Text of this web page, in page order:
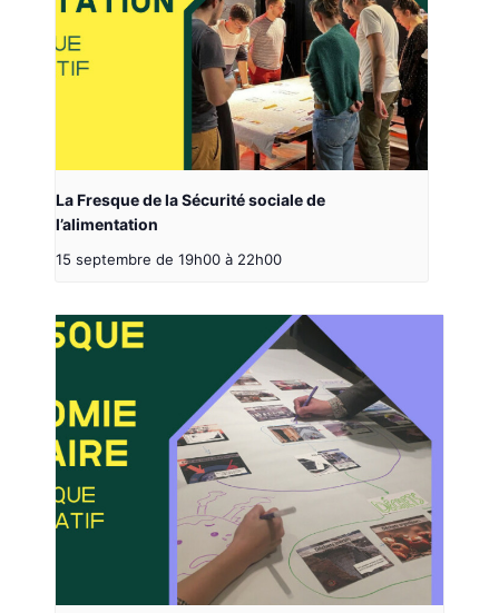
La Fresque de la Sécurité sociale de
l’alimentation
15 septembre de 19h00 à 22h00